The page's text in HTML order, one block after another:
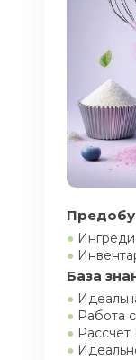
●
●
●
● Работа
●
●
База